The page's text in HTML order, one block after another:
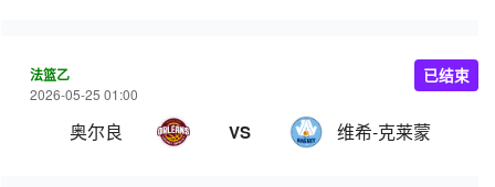
法篮乙
2026-05-25 01:00
奥尔良 VS 维希‑克莱蒙
已结束